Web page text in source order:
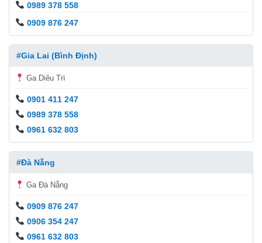
0989 378 558
0909 876 247
#Gia Lai (Bình Định)
Ga Diêu Trì
0901 411 247
0989 378 558
0961 632 803
#Đà Nẵng
Ga Đà Nẵng
0909 876 247
0906 354 247
0961 632 803